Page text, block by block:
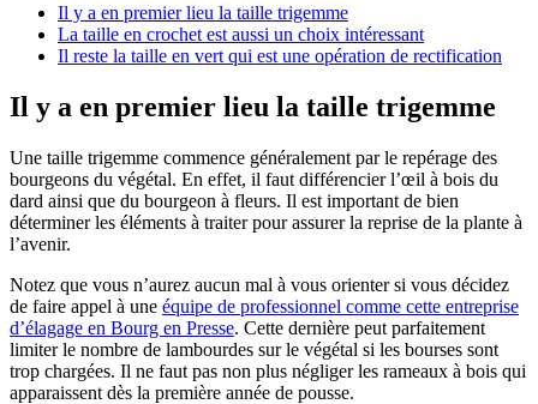
Il y a en premier lieu la taille trigemme
La taille en crochet est aussi un choix intéressant
Il reste la taille en vert qui est une opération de rectification
Il y a en premier lieu la taille trigemme
Une taille trigemme commence généralement par le repérage des
bourgeons du végétal. En effet, il faut différencier l’œil à bois du
dard ainsi que du bourgeon à fleurs. Il est important de bien
déterminer les éléments à traiter pour assurer la reprise de la plante à
l’avenir.
Notez que vous n’aurez aucun mal à vous orienter si vous décidez
de faire appel à une équipe de professionnel comme cette entreprise
d’élagage en Bourg en Presse. Cette dernière peut parfaitement
limiter le nombre de lambourdes sur le végétal si les bourses sont
trop chargées. Il ne faut pas non plus négliger les rameaux à bois qui
apparaissent dès la première année de pousse.